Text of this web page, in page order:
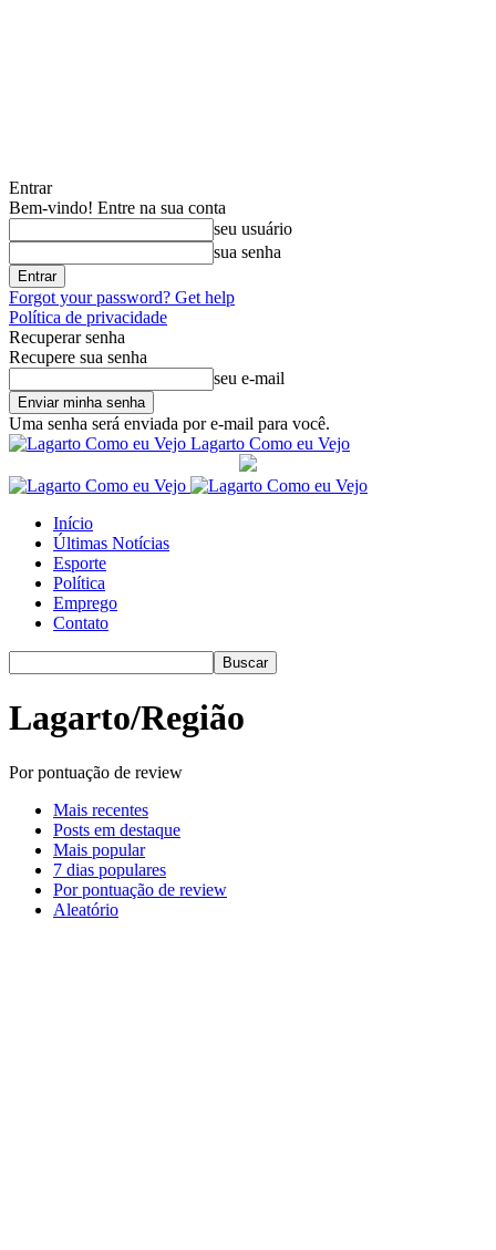
Entrar
Bem-vindo! Entre na sua conta
seu usuário
sua senha
Forgot your password? Get help
Política de privacidade
Recuperar senha
Recupere sua senha
seu e-mail
Uma senha será enviada por e-mail para você.
Lagarto Como eu Vejo
Início
Últimas Notícias
Esporte
Política
Emprego
Contato
Lagarto/Região
Por pontuação de review
Mais recentes
Posts em destaque
Mais popular
7 dias populares
Por pontuação de review
Aleatório